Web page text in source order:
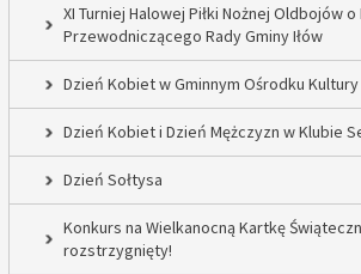
XI Turniej Halowej Piłki Nożnej Oldbojów o
Przewodniczącego Rady Gminy Iłów
Dzień Kobiet w Gminnym Ośrodku Kultury
Dzień Kobiet i Dzień Mężczyzn w Klubie
Dzień Sołtysa
Konkurs na Wielkanocną Kartkę
rozstrzygnięty!